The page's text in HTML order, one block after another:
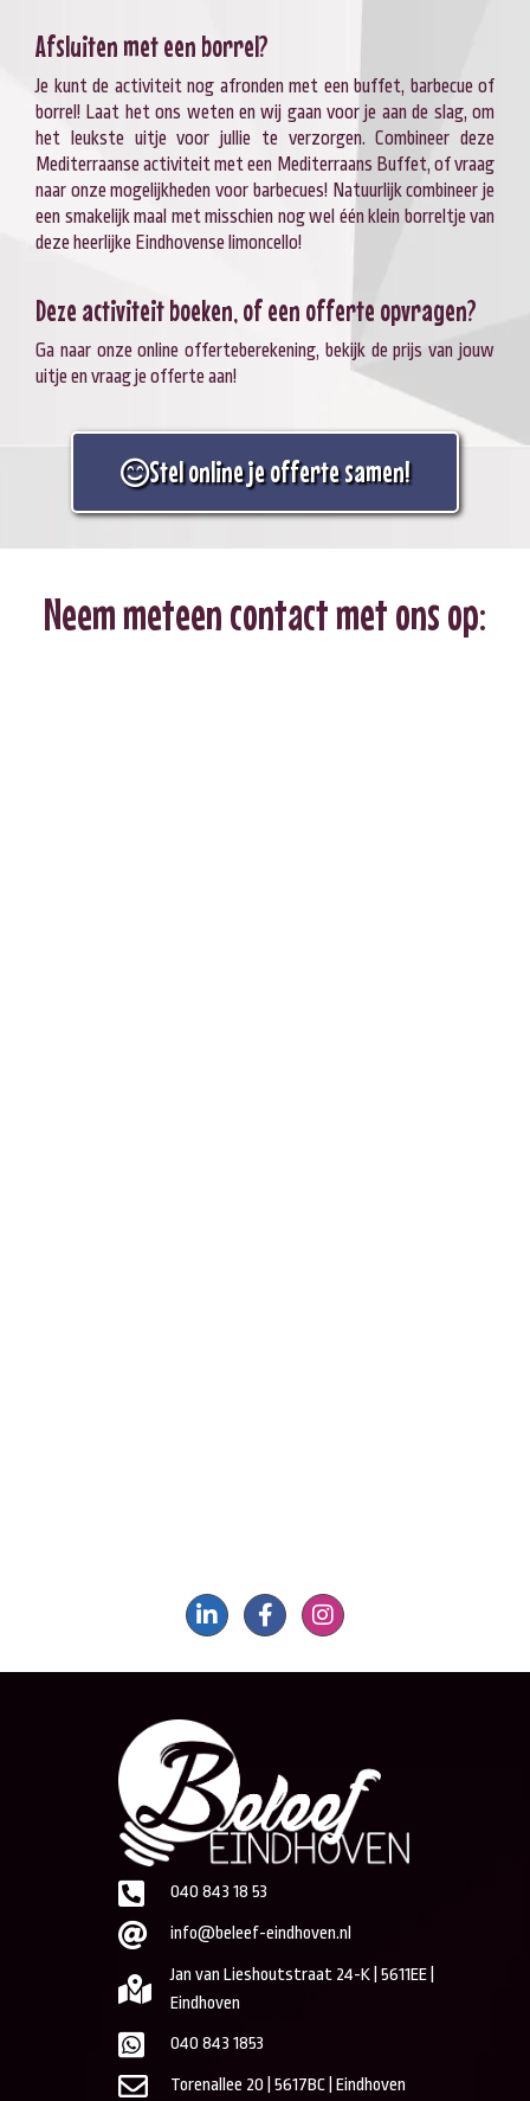
Afsluiten met een borrel?
Je kunt de activiteit nog afronden met een buffet, barbecue of
borrel! Laat het ons weten en wij gaan voor je aan de slag, om
het leukste uitje voor jullie te verzorgen. Combineer deze
Mediterraanse activiteit met een Mediterraans Buffet, of vraag
naar onze mogelijkheden voor barbecues! Natuurlijk combineer je
een smakelijk maal met misschien nog wel één klein borreltje van
deze heerlijke Eindhovense limoncello!
Deze activiteit boeken, of een offerte opvragen?
Ga naar onze online offerteberekening, bekijk de prijs van jouw
uitje en vraag je offerte aan!
Stel online je offerte samen!
Neem meteen contact met ons op:
040 843 18 53
info@beleef-eindhoven.nl
Jan van Lieshoutstraat 24-K | 5611EE |
Eindhoven
040 843 1853
Torenallee 20 | 5617BC | Eindhoven